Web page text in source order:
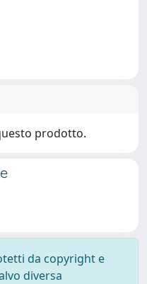
prodotto.
da copyright e
diversa